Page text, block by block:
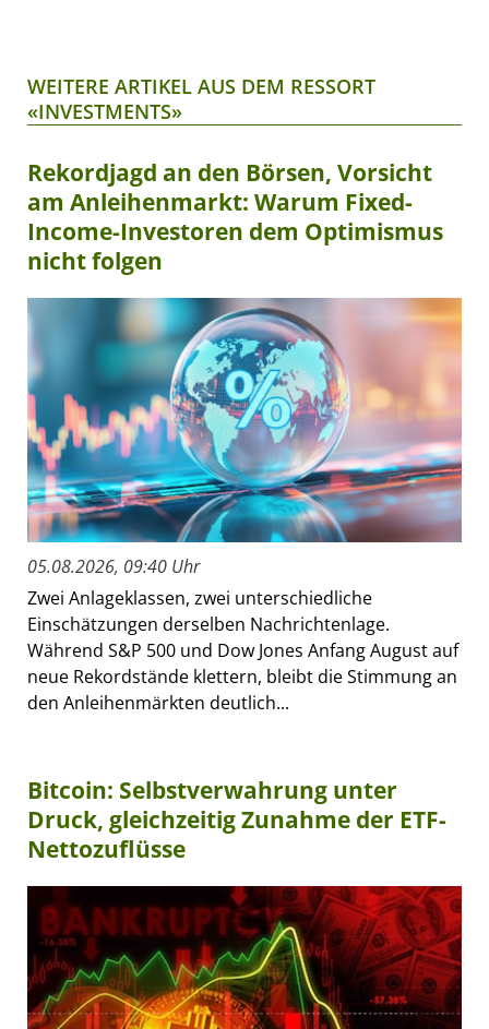
WEITERE ARTIKEL AUS DEM RESSORT
«INVESTMENTS»
Rekordjagd an den Börsen, Vorsicht
am Anleihenmarkt: Warum Fixed-
Income-Investoren dem Optimismus
nicht folgen
05.08.2026, 09:40 Uhr
Zwei Anlageklassen, zwei unterschiedliche
Einschätzungen derselben Nachrichtenlage.
Während S&P 500 und Dow Jones Anfang August auf
neue Rekordstände klettern, bleibt die Stimmung an
den Anleihenmärkten deutlich...
Bitcoin: Selbstverwahrung unter
Druck, gleichzeitig Zunahme der ETF-
Nettozuflüsse